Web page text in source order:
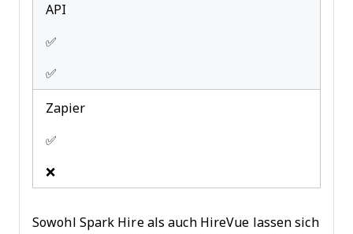
API
✅
✅
Zapier
✅
❌
Sowohl Spark Hire als auch HireVue lassen sich